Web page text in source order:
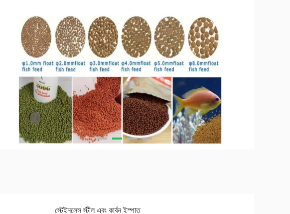
স্টেইনলেস স্টীল এবং কার্বন ইস্পাত